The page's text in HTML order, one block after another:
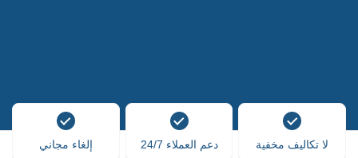
لا تكاليف مخفية دعم العملاء 24/7 إلغاء مجاني